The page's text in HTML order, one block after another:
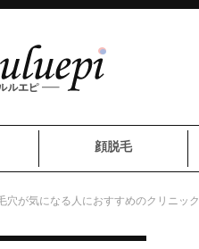
顔脱毛
穴が気になる人におすすめのクリニック